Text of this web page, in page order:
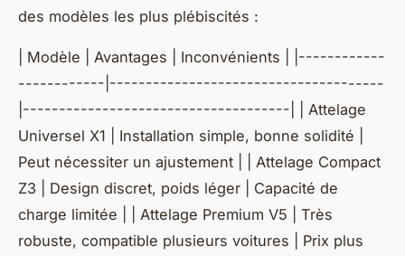
des modèles les plus plébiscités :
| Modèle | Avantages | Inconvénients | |------------
------------|--------------------------------------
|-------------------------------------| | Attelage
Universel X1 | Installation simple, bonne solidité |
Peut nécessiter un ajustement | | Attelage Compact
Z3 | Design discret, poids léger | Capacité de
charge limitée | | Attelage Premium V5 | Très
robuste, compatible plusieurs voitures | Prix plus